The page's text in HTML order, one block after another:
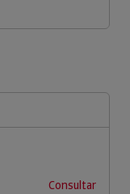
Consultar